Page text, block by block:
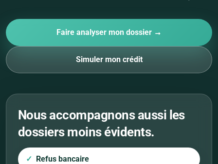
Faire analyser mon dossier →
Simuler mon crédit
Nous accompagnons aussi les
dossiers moins évidents.
Refus bancaire